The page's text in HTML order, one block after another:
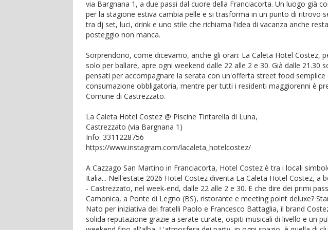
via Bargnana 1, a due passi dal cuore della Franciacorta. Un luogo già
per la stagione estiva cambia pelle e si trasforma in un punto di ritrovo
tra dj set, luci, drink e uno stile che richiama l'idea di vacanza anche
posteggio non manca.
Sorprendono, come dicevamo, anche gli orari: La Caleta Hotel Costez,
solo per ballare, apre ogni weekend dalle 22 alle 2 e 30. Già dalle 21.30
pensati per accompagnare la serata con un'offerta street food
consumazione obbligatoria, mentre per tutti i residenti maggiorenni è
Comune di Castrezzato.
La Caleta Hotel Costez @ Piscine Tintarella di Luna,
Castrezzato (via Bargnana 1)
Info: 3311228756
https://www.instagram.com/lacaleta_hotelcostez/
A Cazzago San Martino in Franciacorta, Hotel Costez è tra i locali
Italia... Nell'estate 2026 Hotel Costez diventa La Caleta Hotel Costez, a
- Castrezzato, nel week-end, dalle 22 alle 2 e 30. E che dire dei primi
Camonica, a Ponte di Legno (BS), ristorante e meeting point deluxe?
Nato per iniziativa dei fratelli Paolo e Francesco Battaglia, il brand
solida reputazione grazie a serate curate, ospiti musicali di livello e un